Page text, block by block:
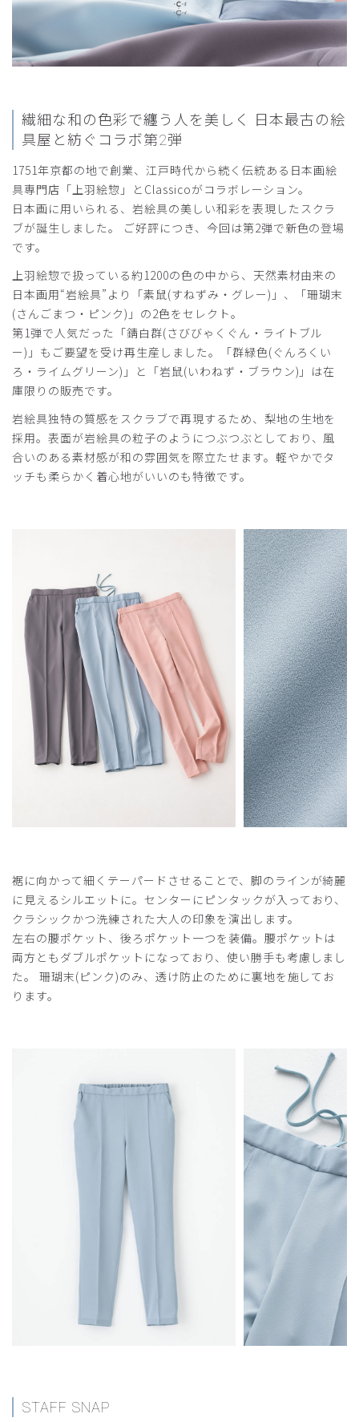
繊細な和の色彩で纏う人を美しく
日本最古の絵
具屋と紡ぐコラボ第2弾
1751年京都の地で創業、江戸時代から続く伝統ある日本画絵
具専門店「上羽絵惣」とClassicoがコラボレーション。
日本画に用いられる、岩絵具の美しい和彩を表現したスクラ
ブが誕生しました。 ご好評につき、今回は第2弾で新色の登場
です。
上羽絵惣で扱っている約1200の色の中から、天然素材由来の
日本画用“岩絵具”より「素鼠(すねずみ・グレー)」、「珊瑚末
(さんごまつ・ピンク)」の2色をセレクト。
第1弾で人気だった「錆白群(さびびゃくぐん・ライトブル
ー)」もご要望を受け再生産しました。「群緑色(ぐんろくい
ろ・ライムグリーン)」と「岩鼠(いわねず・ブラウン)」は在
庫限りの販売です。
岩絵具独特の質感をスクラブで再現するため、梨地の生地を
採用。表面が岩絵具の粒子のようにつぶつぶとしており、風
合いのある素材感が和の雰囲気を際立たせます。軽やかでタ
ッチも柔らかく着心地がいいのも特徴です。
裾に向かって細くテーパードさせることで、脚のラインが綺麗
に見えるシルエットに。センターにピンタックが入っており、
クラシックかつ洗練された大人の印象を演出します。
左右の腰ポケット、後ろポケット一つを装備。腰ポケットは
両方ともダブルポケットになっており、使い勝手も考慮しまし
た。 珊瑚末(ピンク)のみ、透け防止のために裏地を施してお
ります。
STAFF SNAP